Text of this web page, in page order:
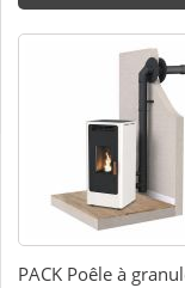
PACK Poêle à